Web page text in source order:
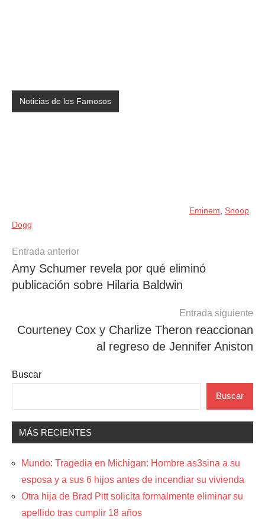
Noticias de los Famosos
Eminem
Snoop
Dogg
Navegación
de
entradas
Entrada anterior
Amy Schumer revela por qué eliminó
publicación sobre Hilaria Baldwin
Entrada siguiente
Courteney Cox y Charlize Theron reaccionan
al regreso de Jennifer Aniston
Buscar
Buscar
MÁS RECIENTES
Mundo: Tragedia en Michigan: Hombre as3sina a su
esposa y a sus 6 hijos antes de incendiar su vivienda
Otra hija de Brad Pitt solicita formalmente eliminar su
apellido tras cumplir 18 años